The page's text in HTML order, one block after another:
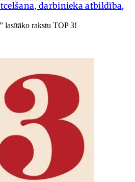
darbinieka atbildība,
lasītāko rakstu TOP 3!